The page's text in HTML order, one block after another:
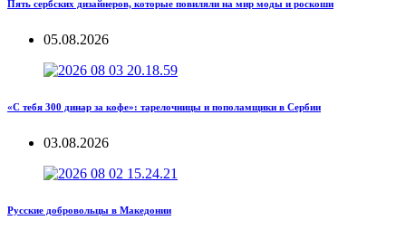
Пять сербских дизайнеров, которые повиляли на мир моды и роскоши
05.08.2026
«С тебя 300 динар за кофе»: тарелочницы и пополамщики в Сербии
03.08.2026
Русские добровольцы в Македонии